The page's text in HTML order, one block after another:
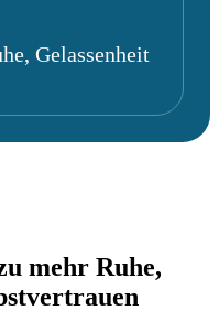
Gelassenheit
mehr Ruhe,